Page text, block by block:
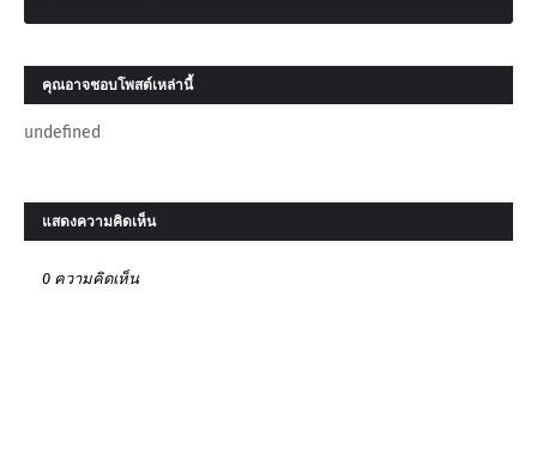
คุณอาจชอบโพสต์เหล่านี้
undefined
แสดงความคิดเห็น
0 ความคิดเห็น